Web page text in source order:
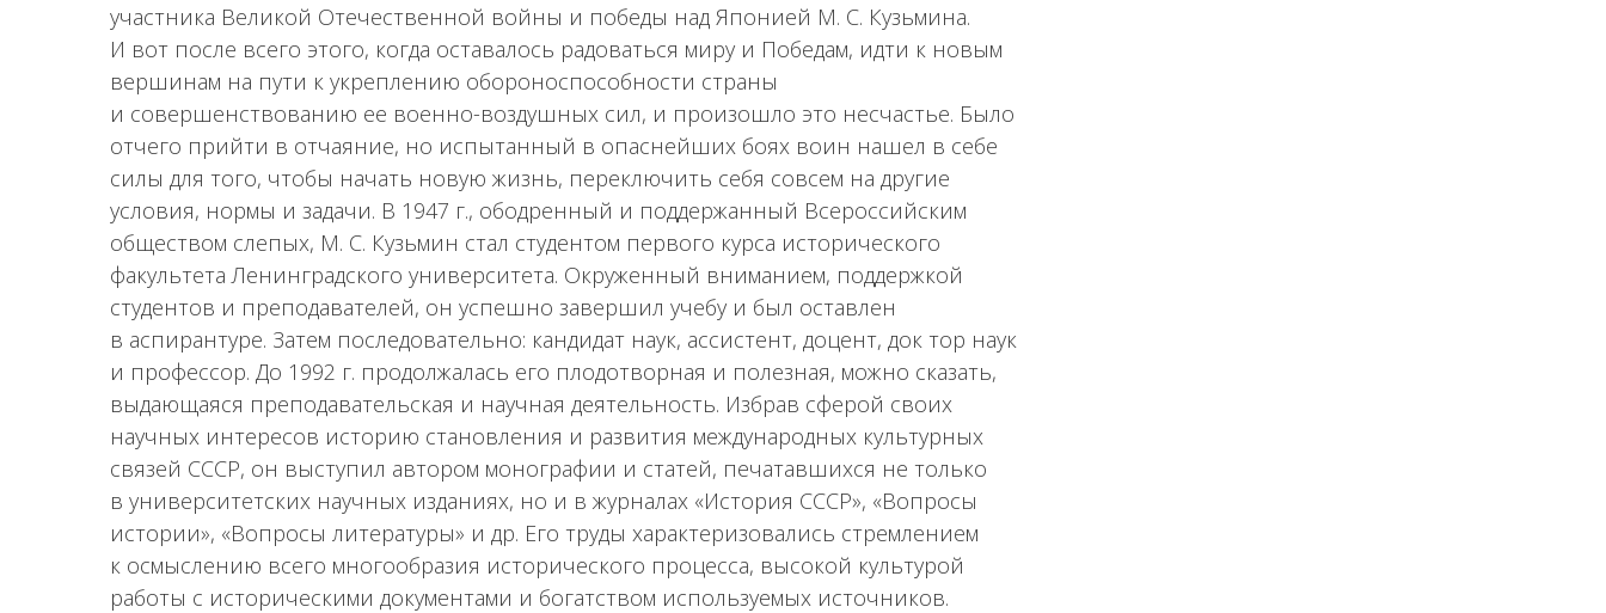
участника Великой Отечественной войны и победы над Японией М. С. Кузьмина.
И вот после всего этого, когда оставалось радоваться миру и Победам, идти к новым
вершинам на пути к укреплению обороноспособности страны
и совершенствованию ее военно-воздушных сил, и произошло это несчастье. Было
отчего прийти в отчаяние, но испытанный в опаснейших боях воин нашел в себе
силы для того, чтобы начать новую жизнь, переключить себя совсем на другие
условия, нормы и задачи. В 1947 г., ободренный и поддержанный Всероссийским
обществом слепых, М. С. Кузьмин стал студентом первого курса исторического
факультета Ленинградского университета. Окруженный вниманием, поддержкой
студентов и преподавателей, он успешно завершил учебу и был оставлен
в аспирантуре. Затем последовательно: кандидат наук, ассистент, доцент, док тор наук
и профессор. До 1992 г. продолжалась его плодотворная и полезная, можно сказать,
выдающаяся преподавательская и научная деятельность. Избрав сферой своих
научных интересов историю становления и развития международных культурных
связей СССР, он выступил автором монографии и статей, печатавшихся не только
в университетских научных изданиях, но и в журналах «История СССР», «Вопросы
истории», «Вопросы литературы» и др. Его труды характеризовались стремлением
к осмыслению всего многообразия исторического процесса, высокой культурой
работы с историческими документами и богатством используемых источников.